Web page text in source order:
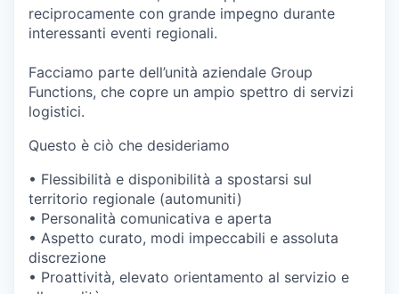
reciprocamente con grande impegno durante
interessanti eventi regionali.
Facciamo parte dell’unità aziendale Group
Functions, che copre un ampio spettro di servizi
logistici.
Questo è ciò che desideriamo
• Flessibilità e disponibilità a spostarsi sul
territorio regionale (automuniti)
• Personalità comunicativa e aperta
• Aspetto curato, modi impeccabili e assoluta
discrezione
• Proattività, elevato orientamento al servizio e